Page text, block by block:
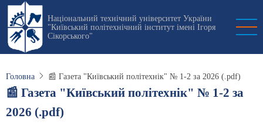
Перейти
основного
вмісту
Національний технічний університет України
"Київський політехнічний інститут імені Ігоря
Сікорського"
Головна 📰 Газета "Київський політехнік" № 1-2 за 2026 (.pdf)
📰 Газета "Київський політехнік" № 1-2 за
2026 (.pdf)